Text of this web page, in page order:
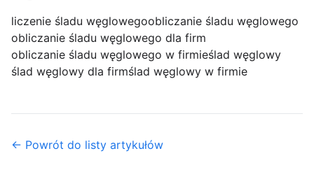
liczenie śladu węglowegoobliczanie śladu węglowego
obliczanie śladu węglowego dla firm
obliczanie śladu węglowego w firmieślad węglowy
ślad węglowy dla firmślad węglowy w firmie
← Powrót do listy artykułów